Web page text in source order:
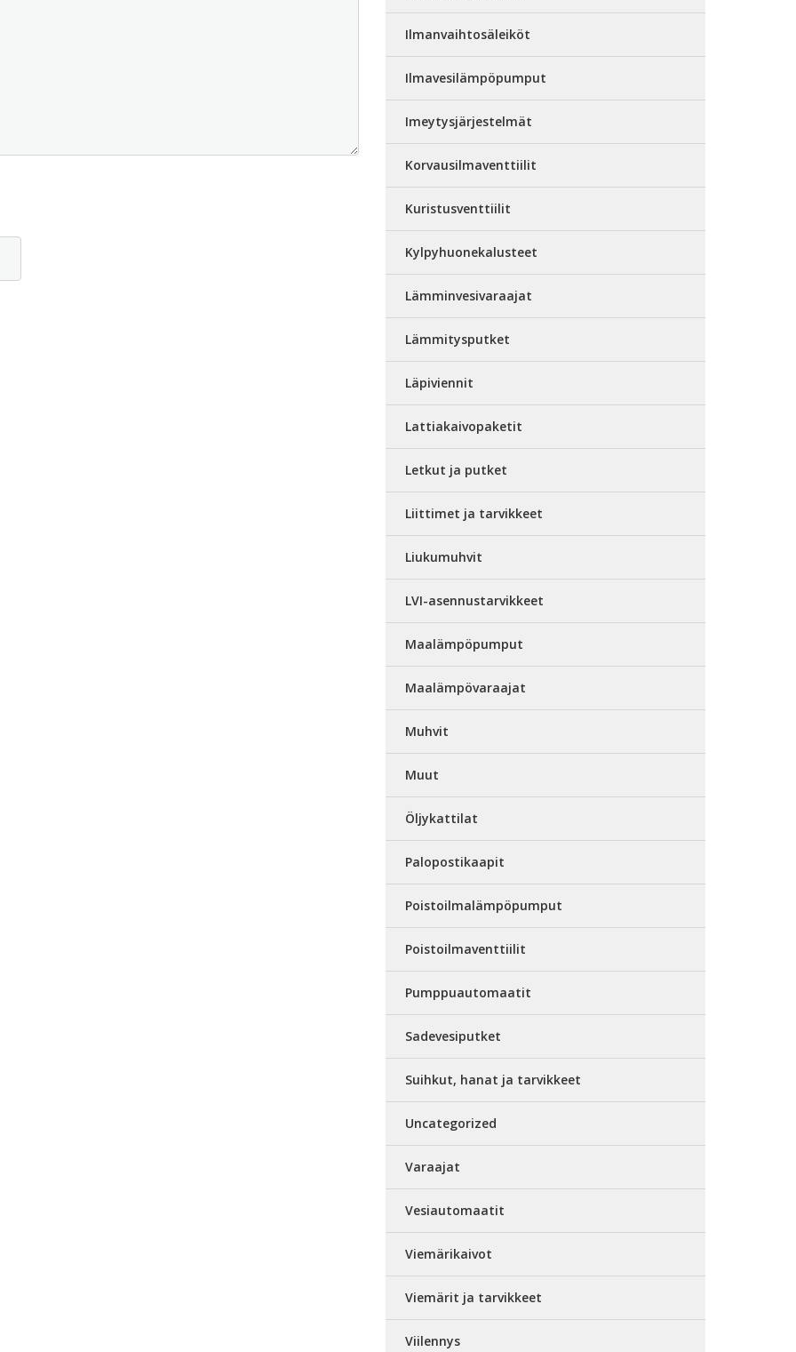
Ilmanvaihtosäleiköt
Ilmavesilämpöpumput
Imeytysjärjestelmät
Korvausilmaventtiilit
Kuristusventtiilit
Kylpyhuonekalusteet
Lämminvesivaraajat
Lämmitysputket
Läpiviennit
Lattiakaivopaketit
Letkut ja putket
Liittimet ja tarvikkeet
Liukumuhvit
LVI-asennustarvikkeet
Maalämpöpumput
Maalämpövaraajat
Muhvit
Muut
Öljykattilat
Palopostikaapit
Poistoilmalämpöpumput
Poistoilmaventtiilit
Pumppuautomaatit
Sadevesiputket
Suihkut, hanat ja tarvikkeet
Uncategorized
Varaajat
Vesiautomaatit
Viemärikaivot
Viemärit ja tarvikkeet
Viilennys